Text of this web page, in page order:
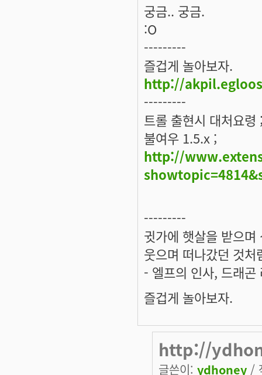
궁금.. 궁금.
:O
---------
즐겁게 놀아보자.
http://
---------
트롤 출현시 대처요령
불여우 1.5.x ;
http://
---------
귓가에 햇살을 받으
웃으며 떠나갔던 것
- 엘프의 인사, 드래곤
즐겁게 놀아보자.
http://
글쓴이: ydhoney /